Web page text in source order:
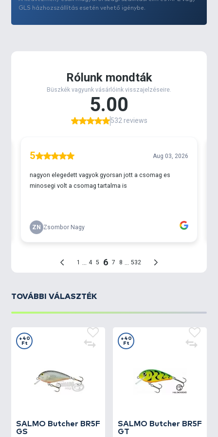
GLS házhozszállítás esetén vehető igénybe.
TOVÁBBI VÁLASZTÉK
SALMO Butcher BR5F
GS
+40
Ft
SALMO Butcher BR5F
GT
+40
Ft